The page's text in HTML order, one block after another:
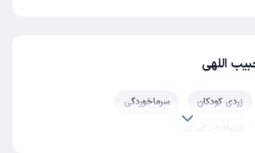
اللهی
زردی کودکان
سرماخوردگی
آنفولانزای کودکان